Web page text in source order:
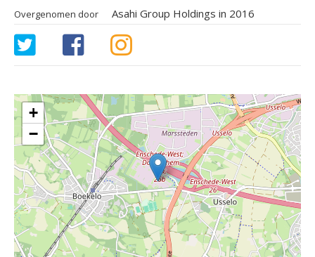
Overgenomen door Asahi Group Holdings in 2016
+
−